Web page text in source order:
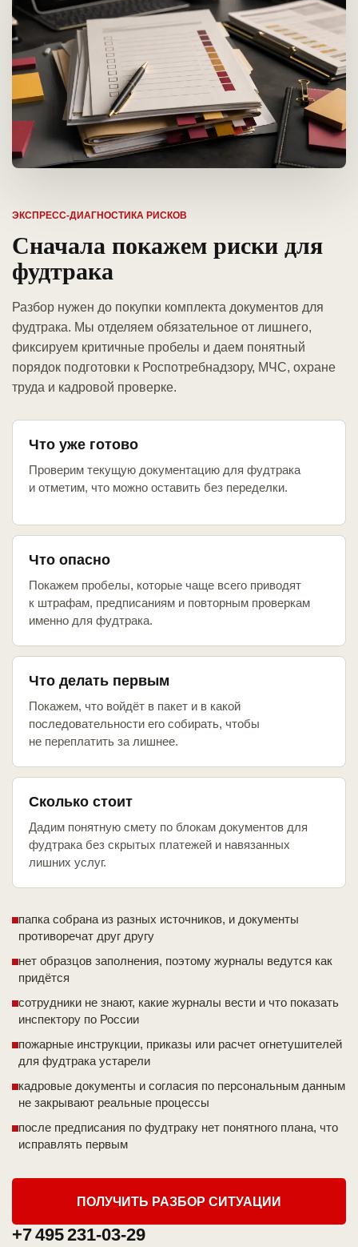
ЭКСПРЕСС-ДИАГНОСТИКА РИСКОВ
Сначала покажем риски для
фудтрака
Разбор нужен до покупки комплекта документов для
фудтрака. Мы отделяем обязательное от лишнего,
фиксируем критичные пробелы и даем понятный
порядок подготовки к Роспотребнадзору, МЧС, охране
труда и кадровой проверке.
Что уже готово
Проверим текущую документацию для фудтрака
и отметим, что можно оставить без переделки.
Что опасно
Покажем пробелы, которые чаще всего приводят
к штрафам, предписаниям и повторным проверкам
именно для фудтрака.
Что делать первым
Покажем, что войдёт в пакет и в какой
последовательности его собирать, чтобы
не переплатить за лишнее.
Сколько стоит
Дадим понятную смету по блокам документов для
фудтрака без скрытых платежей и навязанных
лишних услуг.
папка собрана из разных источников, и документы
противоречат друг другу
нет образцов заполнения, поэтому журналы ведутся как
придётся
сотрудники не знают, какие журналы вести и что показать
инспектору по России
пожарные инструкции, приказы или расчет огнетушителей
для фудтрака устарели
кадровые документы и согласия по персональным данным
не закрывают реальные процессы
после предписания по фудтраку нет понятного плана, что
исправлять первым
ПОЛУЧИТЬ РАЗБОР СИТУАЦИИ
+7 495 231-03-29